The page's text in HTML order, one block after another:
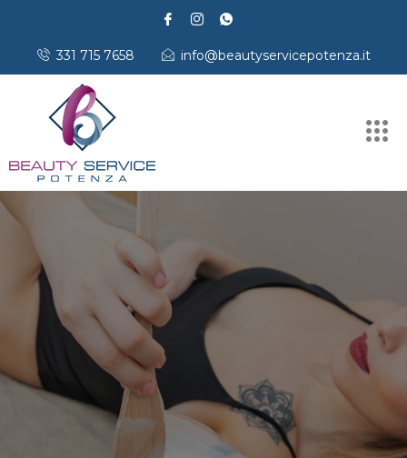
331 715 7658 info@beautyservicepotenza.it